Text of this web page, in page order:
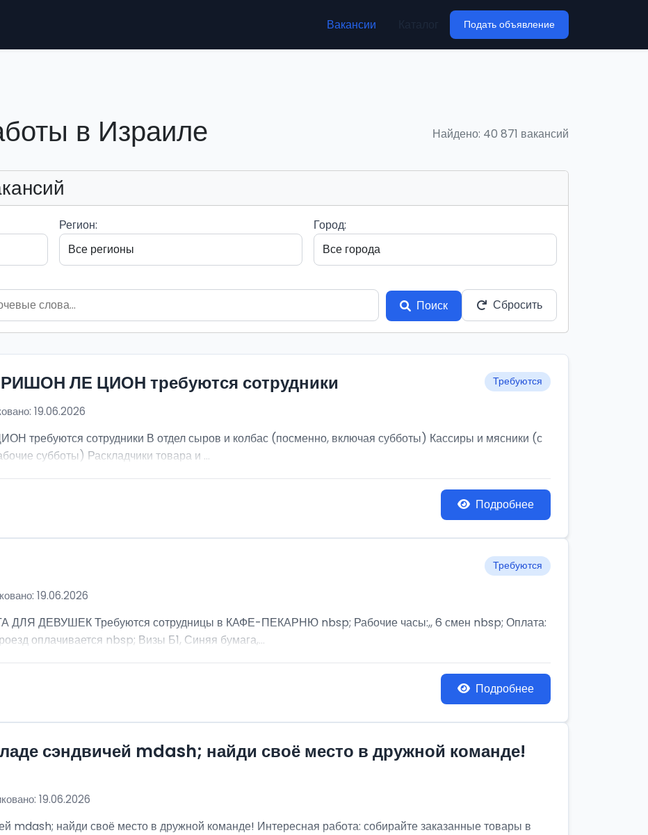
Вакансии Подать объявление
в Израиле Найдено: 40 871 вакансий
Регион: Город:
Поиск
Сбросить
ЛЕ ЦИОН требуются сотрудники Требуются
19.06.2026
требуются сотрудники В отдел сыров и колбас (посменно, включая субботы) Кассиры и мясники (с
субботы) Раскладчики товара и ...
Подробнее
Требуются
19.06.2026
ДЕВУШЕК Требуются сотрудницы в КАФЕ-ПЕКАРНЮ nbsp; Рабочие часы:,, 6 смен nbsp; Оплата:
оплачивается nbsp; Визы Б1, Синяя бумага,...
Подробнее
сэндвичей mdash; найди своё место в дружной команде!
19.06.2026
mdash; найди своё место в дружной команде! Интересная работа: собирайте заказанные товары в